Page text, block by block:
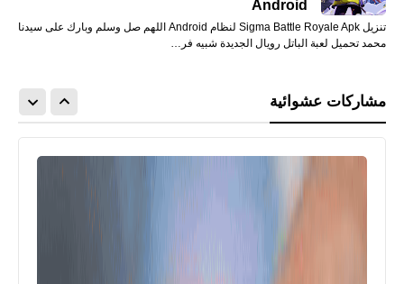
Android
تنزيل Sigma Battle Royale Apk لنظام Android اللهم صل وسلم وبارك على سيدنا
محمد تحميل لعبة الباتل رويال الجديدة شبيه فر…
مشاركات عشوائية